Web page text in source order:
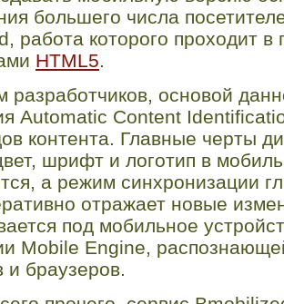
большего числа
, работа которого проходит в
HTML5.
разработчиков, основой
Automatic Content
контента. Главные черты
шрифт и логотип в
а режим синхронизации
отражает новые
под мобильное
Mobile Engine,
и браузеров.